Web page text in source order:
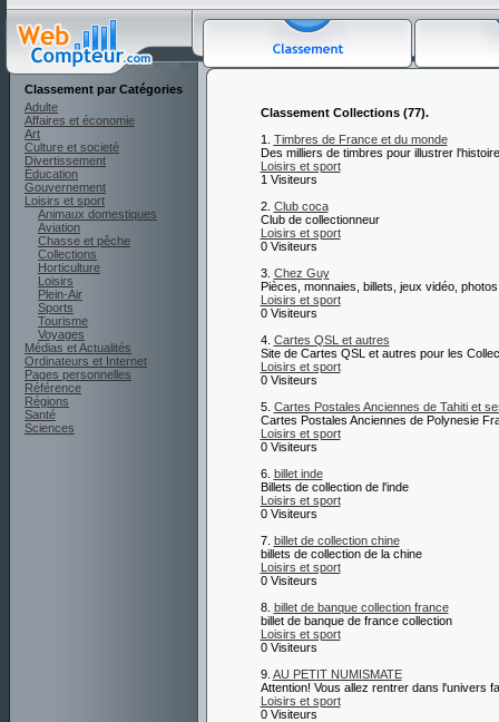
Classement par Catégories
Adulte
Affaires et économie
Art
Culture et societé
Divertissement
Éducation
Gouvernement
Loisirs et sport
Animaux domestiques
Aviation
Chasse et pêche
Collections
Horticulture
Loisirs
Plein-Air
Sports
Tourisme
Voyages
Médias et Actualités
Ordinateurs et Internet
Pages personnelles
Référence
Régions
Santé
Sciences
Classement Collections (77).
1. Timbres de France et du monde
Des milliers de timbres pour illustrer
Loisirs et sport
1 Visiteurs
2. Club coca
Club de collectionneur
Loisirs et sport
0 Visiteurs
3. Chez Guy
Pièces, monnaies, billets, jeux vidéo,
Loisirs et sport
0 Visiteurs
4. Cartes QSL et autres
Site de Cartes QSL et autres pour les
Loisirs et sport
0 Visiteurs
5. Cartes Postales Anciennes de Tahiti et
Cartes Postales Anciennes de Polynesie
Loisirs et sport
0 Visiteurs
6. billet inde
Billets de collection de l'inde
Loisirs et sport
0 Visiteurs
7. billet de collection chine
billets de collection de la chine
Loisirs et sport
0 Visiteurs
8. billet de banque collection france
billet de banque de france collection
Loisirs et sport
0 Visiteurs
9. AU PETIT NUMISMATE
Attention! Vous allez rentrer dans l'univers
Loisirs et sport
0 Visiteurs